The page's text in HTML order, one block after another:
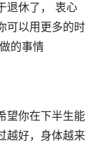
退休了， 衷心
可以用更多的时
的事情
望你在下半生能
越好，身体越来